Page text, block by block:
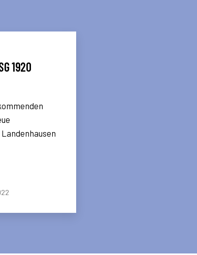
1920